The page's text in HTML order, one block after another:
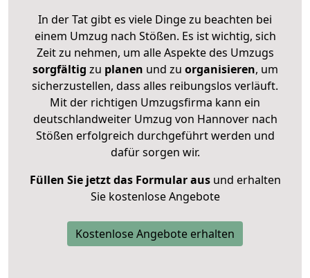
In der Tat gibt es viele Dinge zu beachten bei
einem Umzug nach Stößen. Es ist wichtig, sich
Zeit zu nehmen, um alle Aspekte des Umzugs
sorgfältig zu planen und zu organisieren, um
sicherzustellen, dass alles reibungslos verläuft.
Mit der richtigen Umzugsfirma kann ein
deutschlandweiter Umzug von Hannover nach
Stößen erfolgreich durchgeführt werden und
dafür sorgen wir.
Füllen Sie jetzt das Formular ausund erhalten
Sie kostenlose Angebote
Kostenlose Angebote erhalten